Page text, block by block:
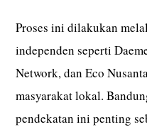
Proses ini dilakukan
independen seperti
Network, dan Eco
masyarakat lokal.
pendekatan ini penting